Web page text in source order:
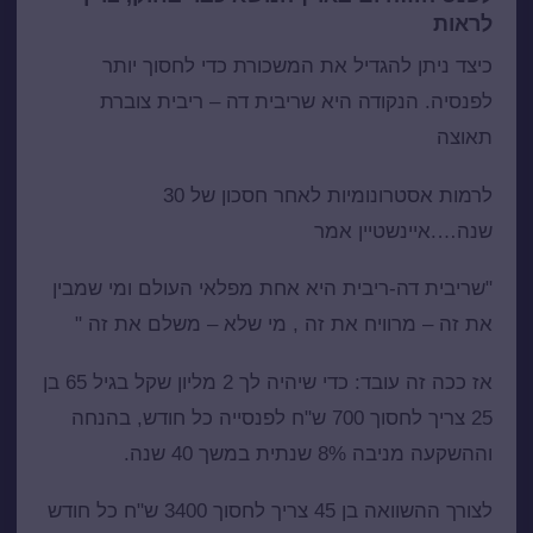
לראות
כיצד ניתן להגדיל את המשכורת כדי לחסוך יותר
לפנסיה. הנקודה היא שריבית דה – ריבית צוברת
תאוצה
לרמות אסטרונומיות לאחר חסכון של 30
שנה….איינשטיין אמר
"שריבית דה-ריבית היא אחת מפלאי העולם ומי שמבין
את זה – מרוויח את זה , מי שלא – משלם את זה "
אז ככה זה עובד: כדי שיהיה לך 2 מליון שקל בגיל 65 בן
25 צריך לחסוך 700 ש"ח לפנסייה כל חודש, בהנחה
וההשקעה מניבה 8% שנתית במשך 40 שנה.
לצורך ההשוואה בן 45 צריך לחסוך 3400 ש"ח כל חודש